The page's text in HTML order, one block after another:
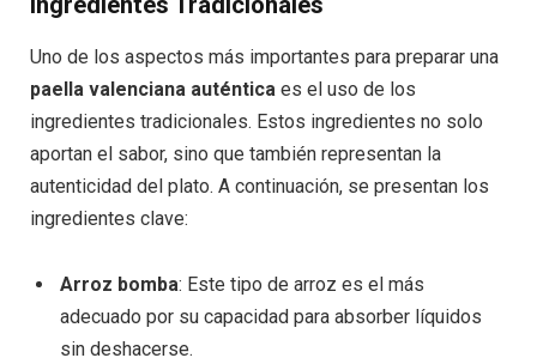
Uno de los aspectos más importantes para preparar una
paella valenciana auténtica es el uso de los
ingredientes tradicionales. Estos ingredientes no solo
aportan el sabor, sino que también representan la
autenticidad del plato. A continuación, se presentan los
ingredientes clave:
Arroz bomba: Este tipo de arroz es el más
adecuado por su capacidad para absorber líquidos
sin deshacerse.